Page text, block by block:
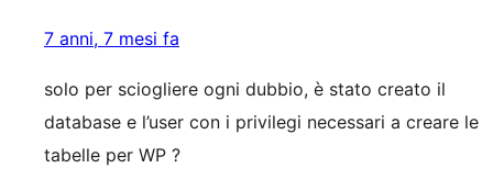
7 anni, 7 mesi fa
solo per sciogliere ogni dubbio, è stato creato il
database e l’user con i privilegi necessari a creare le
tabelle per WP ?